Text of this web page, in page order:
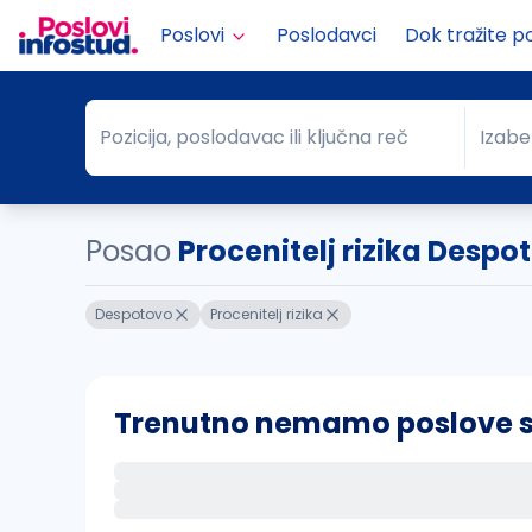
Poslovi Poslodavci Dok tražite
Pozicija, poslodavac ili ključna reč
Pozicija, poslodavac ili ključna reč Grad
Posao Procenitelj rizika
Despotovo Procenitelj rizika
Trenutno nemamo poslove